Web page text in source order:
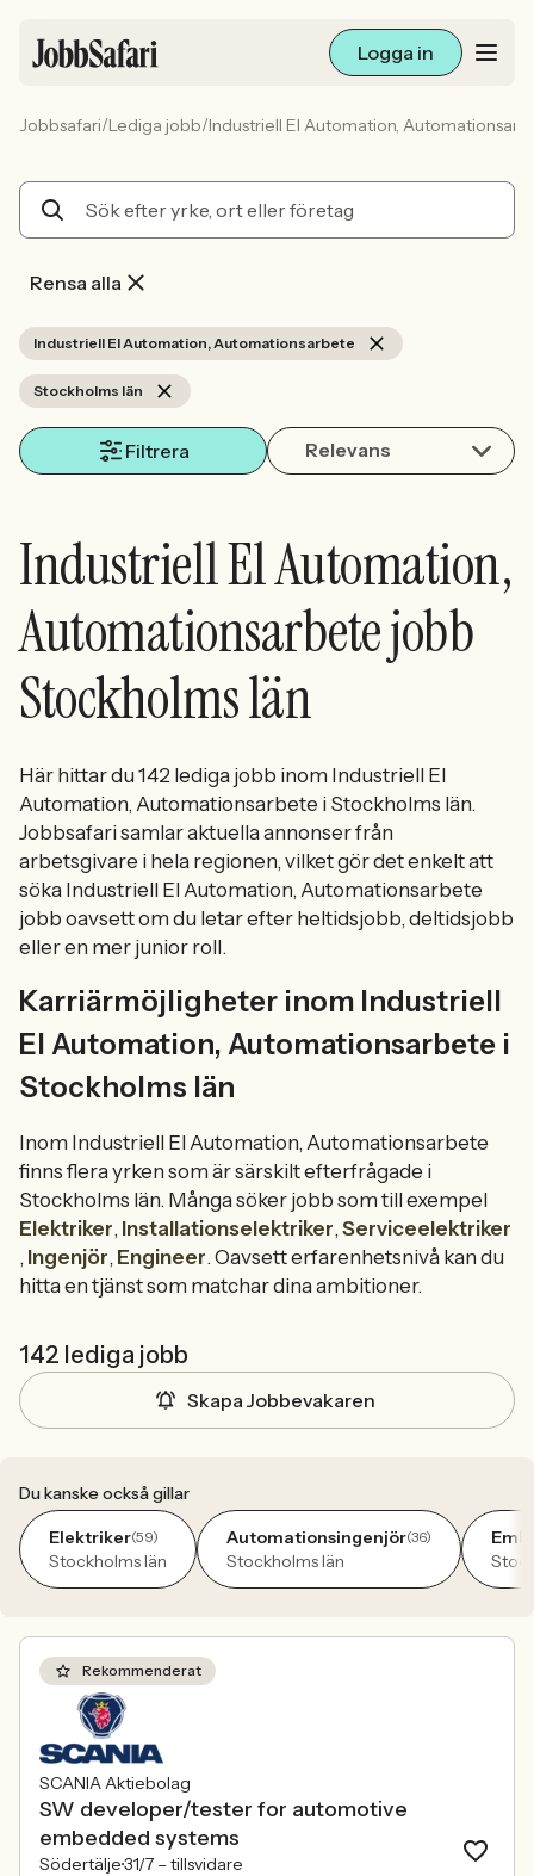
Logga in
Arbetsliv och karriär
Sök med AI
Ny här? Skapa konto
Jobbsafari/Lediga jobb/Industriell El Automation,
Rensa alla
Industriell El Automation, Automationsarbete
Stockholms län
Filtrera Relevans
Industriell El Automation,
Automationsarbete jobb
Stockholms län
Här hittar du 142 lediga jobb inom Industriell El
Automation, Automationsarbete i Stockholms län.
Jobbsafari samlar aktuella annonser från
arbetsgivare i hela regionen, vilket gör det enkelt att
söka Industriell El Automation, Automationsarbete
jobb oavsett om du letar efter heltidsjobb, deltidsjobb
eller en mer junior roll.
Karriärmöjligheter inom Industriell
El Automation, Automationsarbete i
Stockholms län
Inom Industriell El Automation, Automationsarbete
finns flera yrken som är särskilt efterfrågade i
Stockholms län. Många söker jobb som till exempel
Elektriker, Installationselektriker,Serviceelektriker
, Ingenjör, Engineer. Oavsett erfarenhetsnivå kan du
hitta en tjänst som matchar dina ambitioner.
142 lediga jobb
Skapa Jobbevakaren
Du kanske också gillar
Elektriker(59)
Stockholms län
Automationsingenjör(36)
Stockholms län
Rekommenderat
SCANIA Aktiebolag
SW developer/tester for automotive
embedded systems
Södertälje31/7 – tillsvidare